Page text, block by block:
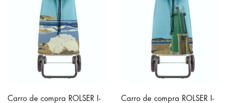
Carro de compra ROLSER I-
Carro de compra ROLSER I-